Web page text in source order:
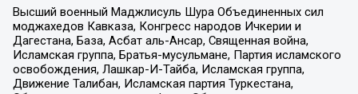
Высший военный Маджлисуль Шура Объединенных сил
моджахедов Кавказа, Конгресс народов Ичкерии и
Дагестана, База, Асбат аль-Ансар, Священная война,
Исламская группа, Братья-мусульмане, Партия исламского
освобождения, Лашкар-И-Тайба, Исламская группа,
Движение Талибан, Исламская партия Туркестана,